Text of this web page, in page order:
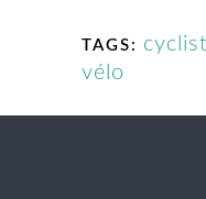
TAGS:
vélo